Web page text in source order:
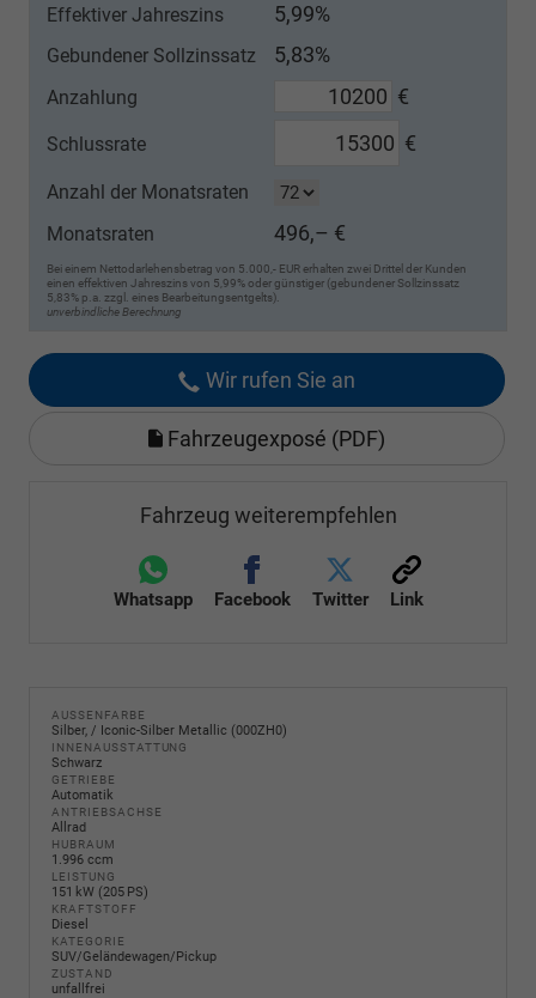
Effektiver Jahreszins 5,99%
Gebundener Sollzinssatz 5,83%
Anzahlung €
Schlussrate €
Anzahl der Monatsraten
Monatsraten
496,– €
Bei einem Nettodarlehensbetrag von 5.000,- EUR erhalten zwei Drittel der Kunden
einen effektiven Jahreszins von 5,99% oder günstiger (gebundener Sollzinssatz
5,83% p.a. zzgl. eines Bearbeitungsentgelts).
unverbindliche Berechnung
Wir rufen Sie an
Fahrzeugexposé (PDF)
Fahrzeug weiterempfehlen
Whatsapp Facebook Twitter Link
AUSSENFARBE
Silber, / Iconic-Silber Metallic (000ZH0)
INNENAUSSTATTUNG
Schwarz
GETRIEBE
Automatik
ANTRIEBSACHSE
Allrad
HUBRAUM
1.996 ccm
LEISTUNG
151 kW (205 PS)
KRAFTSTOFF
Diesel
KATEGORIE
SUV/Geländewagen/Pickup
ZUSTAND
unfallfrei